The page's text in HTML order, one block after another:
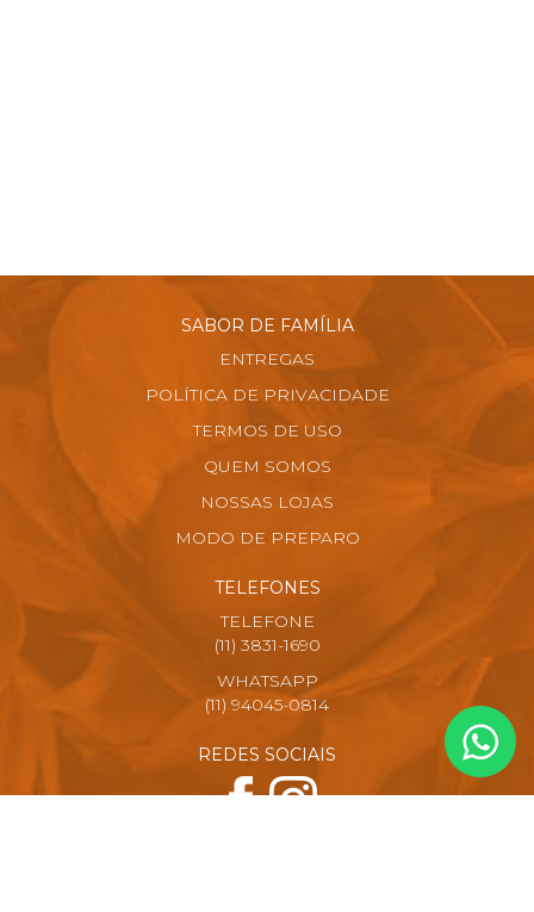
SABOR DE FAMÍLIA
ENTREGAS
POLÍTICA DE PRIVACIDADE
TERMOS DE USO
QUEM SOMOS
NOSSAS LOJAS
MODO DE PREPARO
TELEFONES
TELEFONE
(11) 3831-1690
WHATSAPP
(11) 94045-0814
REDES SOCIAIS